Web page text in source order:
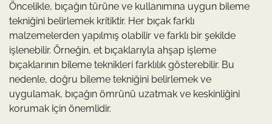
Öncelikle, bıçağın türüne ve kullanımına uygun bileme
tekniğini belirlemek kritiktir. Her bıçak farklı
malzemelerden yapılmış olabilir ve farklı bir şekilde
işlenebilir. Örneğin, et bıçaklarıyla ahşap işleme
bıçaklarının bileme teknikleri farklılık gösterebilir. Bu
nedenle, doğru bileme tekniğini belirlemek ve
uygulamak, bıçağın ömrünü uzatmak ve keskinliğini
korumak için önemlidir.